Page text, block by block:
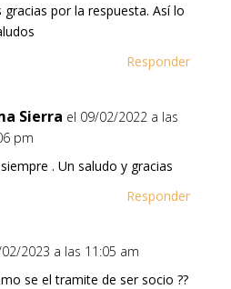
gracias por la respuesta. Así lo
Responder
Sierra el 09/02/2022 a las
pm
. Un saludo y gracias
Responder
2023 a las 11:05 am
se el tramite de ser socio ??